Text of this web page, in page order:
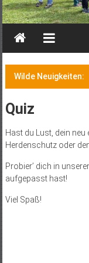
Wilde Neuigkeiten:
Quiz
Hast du Lust, dein neu
Herdenschutz oder
Probier’ dich in
aufgepasst hast!
Viel Spaß!